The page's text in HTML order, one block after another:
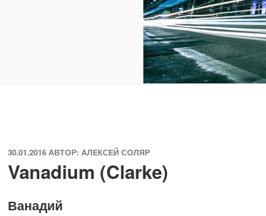
ОПУБЛИКОВАНО
30.01.2016 АВТОР: АЛЕКСЕЙ СОЛЯР
Vanadium (Clarke)
Ванадий